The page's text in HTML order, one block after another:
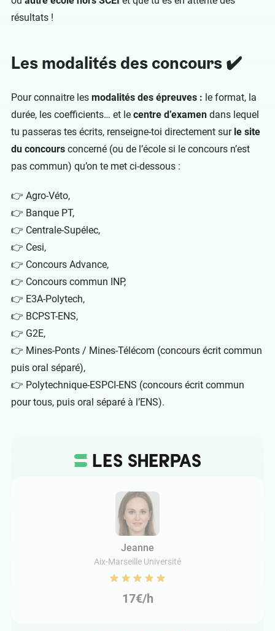
résultats !
Les modalités des concours ✔️
Pour connaitre les modalités des épreuves : le format, la
durée, les coefficients… et le centre d’examen dans lequel
tu passeras tes écrits, renseigne-toi directement sur le site
du concours concerné (ou de l’école si le concours n’est
pas commun) qu’on te met ci-dessous :
👉 Agro-Véto,
👉 Banque PT,
👉 Centrale-Supélec,
👉 Cesi,
👉 Concours Advance,
👉 Concours commun INP,
👉 E3A-Polytech,
👉 BCPST-ENS,
👉 G2E,
👉 Mines-Ponts / Mines-Télécom (concours écrit commun
puis oral séparé),
👉 Polytechnique-ESPCI-ENS (concours écrit commun
pour tous, puis oral séparé à l’ENS).
Jeanne
Aix-Marseille Université
17€/h